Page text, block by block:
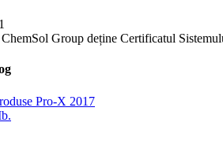
Group deține Certificatul